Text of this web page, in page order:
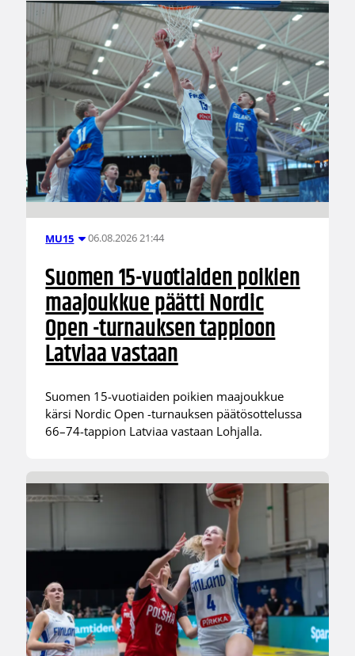
MU15 06.08.2026 21:44
Suomen 15-vuotiaiden poikien
maajoukkue päätti Nordic
Open -turnauksen tappioon
Latviaa vastaan
Suomen 15-vuotiaiden poikien maajoukkue
kärsi Nordic Open -turnauksen päätösottelussa
66–74-tappion Latviaa vastaan Lohjalla.